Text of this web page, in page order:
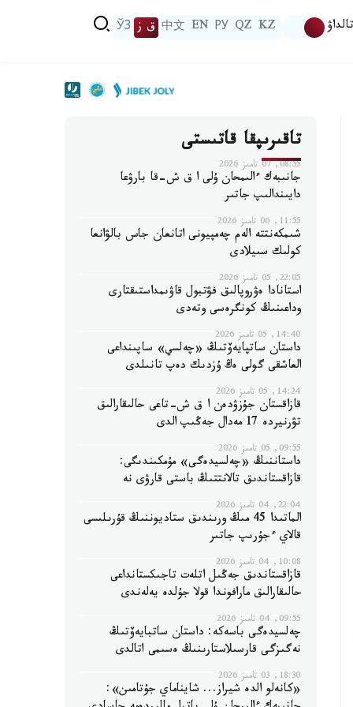
تالداۋ KZ
QZ
РУ
EN
中文 ق ز ЎЗ
تاقىرىپقا قاتىستى
08:55, 07 تامىز 2026
جانىبەك ءالىمحان ۇلى ا ق ش-قا بارۋعا
دايىندالىپ جاتىر
11:55, 06 تامىز 2026
شىمكەنتتە الەم چەمپيونى اتانعان جاس بالۋانعا
كولىك سىيلادى
22:05, 05 تامىز 2026
استانادا ەۋروپالىق فۋتبول قاۋىمداستىقتارى
وداعىنىڭ كونگرەسى وتەدى
14:40, 05 تامىز 2026
داستان ساتپايەۆتىڭ «چەلسي» ساپىنداعى
العاشقى گولى ەڭ ۇزدىك دەپ تانىلدى
14:24, 05 تامىز 2026
قازاقستان جۇزۋدەن ا ق ش-تاعى حالىقارالىق
تۋرنيردە 17 مەدال جەڭىپ الدى
09:55, 05 تامىز 2026
داستاننىڭ «چەلسيدەگى» مۇمكىندىگى:
قازاقستاندىق تالانتتىڭ باستى قارۋى نە
22:04, 04 تامىز 2026
الماتىدا 45 مىڭ ورىندىق ستاديوننىڭ قۇرىلىسى
قالاي ءجۇرىپ جاتىر
10:08, 04 تامىز 2026
قازاقستاندىق جەڭىل اتلەت تاجىكستانداعى
حالىقارالىق مارافوندا قولا جۇلدە يەلەندى
09:55, 04 تامىز 2026
چەلسيدەگى باسەكە: داستان ساتبايەۆتىڭ
نەگىزگى قارسىلاستارىنىڭ ەسىمى اتالدى
18:30, 03 تامىز 2026
«كانەلو الدە شيراز... شايناماي جۇتامىن»: